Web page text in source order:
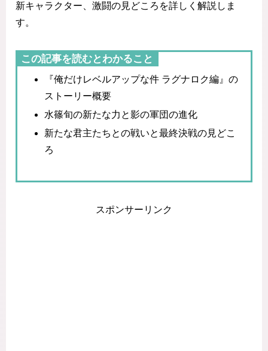
新キャラクター、激闘の見どころを詳しく解説しま
す。
この記事を読むとわかること
『俺だけレベルアップな件 ラグナロク編』の
ストーリー概要
水篠旬の新たな力と影の軍団の進化
新たな君主たちとの戦いと最終決戦の見どこ
ろ
スポンサーリンク